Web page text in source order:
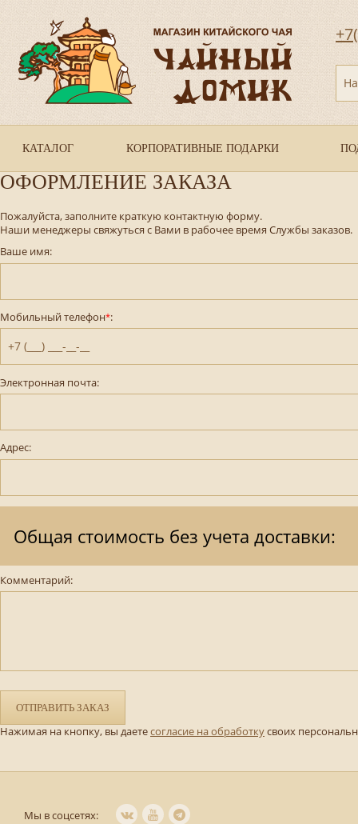
КАТАЛОГ КОРПОРАТИВНЫЕ ПОДАРКИ
ОФОРМЛЕНИЕ ЗАКАЗА
Пожалуйста, заполните краткую контактную форму.
Наши менеджеры свяжуться с Вами в рабочее время Службы заказов.
Ваше имя:
Мобильный телефон*:
+7 (___) ___-__-__
Электронная почта:
Адрес:
Общая стоимость без учета доставки:
Комментарий:
ОТПРАВИТЬ ЗАКАЗ
Нажимая на кнопку, вы даетесогласие на обработкусвоих
Мы в соцсетях: